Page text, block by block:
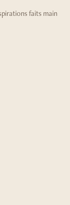
faits main